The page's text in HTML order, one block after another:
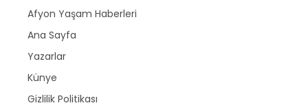
Afyon Yaşam Haberleri
Ana Sayfa
Yazarlar
Künye
Gizlilik Politikası